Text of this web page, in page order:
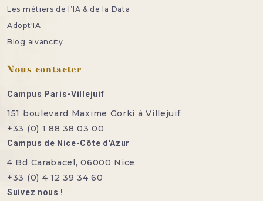
Les métiers de l’IA & de la Data
Adopt'IA
Blog aivancity
Nous contacter
Campus Paris-Villejuif
151 boulevard Maxime Gorki à Villejuif
+33 (0) 1 88 38 03 00
Campus de Nice-Côte d'Azur
4 Bd Carabacel, 06000 Nice
+33 (0) 4 12 39 34 60
Suivez nous !